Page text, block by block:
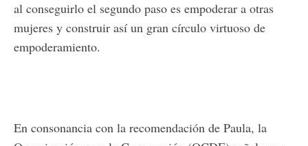
al conseguirlo el segundo paso es empoderar a otras
mujeres y construir así un gran círculo virtuoso de
empoderamiento.
En consonancia con la recomendación de Paula, la